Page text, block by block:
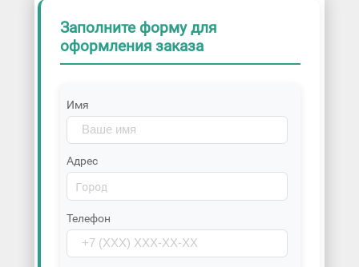
Заполните форму для
оформления заказа
Имя
Адрес
Телефон